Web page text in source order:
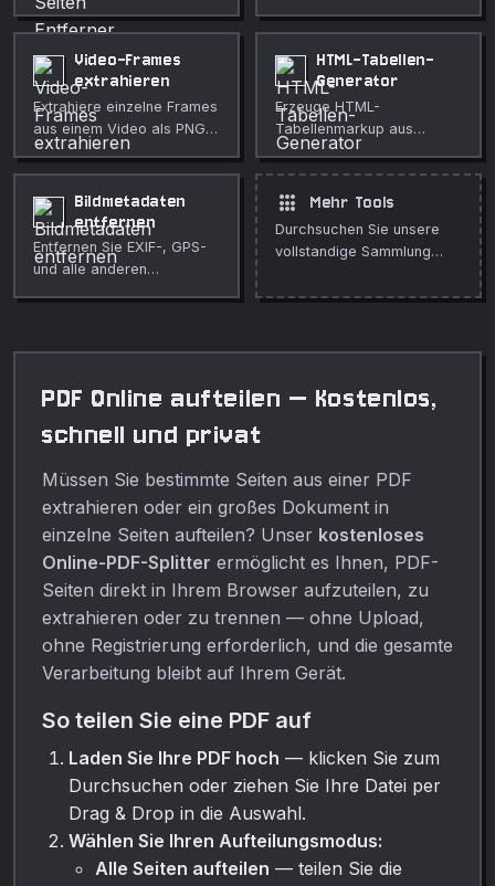
Seiten in einer PDF anhand
eines visuellen
Fingerabdrucks. Räumt
Scans und
zusammengeführte
Dokumente in Sekunden
auf.
manueller Randsteuerung.
Video-Frames
extrahieren
Extrahiere einzelne Frames
aus einem Video als PNG-
Bilder in jedem
gewünschten Intervall,
komplett im Browser.
HTML-Tabellen-
Generator
Erzeuge HTML-
Tabellenmarkup aus
einfachen komma-
getrennten Zeilen.
Bildmetadaten
entfernen
Entfernen Sie EXIF-, GPS-
und alle anderen
apps Mehr Tools
Durchsuchen Sie unsere
vollstandige Sammlung
PDF Online aufteilen — Kostenlos,
schnell und privat
Müssen Sie bestimmte Seiten aus einer PDF
extrahieren oder ein großes Dokument in
einzelne Seiten aufteilen? Unser kostenloses
Online-PDF-Splitter ermöglicht es Ihnen, PDF-
Seiten direkt in Ihrem Browser aufzuteilen, zu
extrahieren oder zu trennen — ohne Upload,
ohne Registrierung erforderlich, und die gesamte
Verarbeitung bleibt auf Ihrem Gerät.
So teilen Sie eine PDF auf
Laden Sie Ihre PDF hoch — klicken Sie zum
Durchsuchen oder ziehen Sie Ihre Datei per
Drag & Drop in die Auswahl.
Wählen Sie Ihren Aufteilungsmodus:
Alle Seiten aufteilen — teilen Sie die